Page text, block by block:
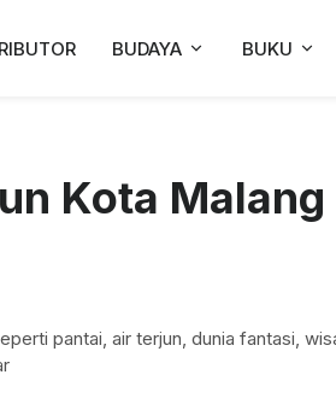
BUDAYA BUKU
Kota Malang
pantai, air terjun, dunia fantasi,